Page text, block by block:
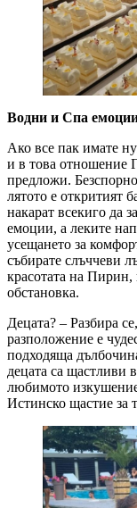
Водни и Спа
Ако все пак имате
и в това отношение
предложи.
лятото е откритият
накарат всекиго да
емоции, а леките
усещането за
събирате слъччеви
красотата на
обстановка.
Децата? – Разбира
разположение е
подходяща
децата са щастливи
любимото
Истинско щастие за